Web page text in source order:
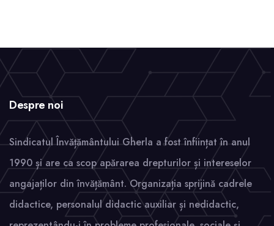
Despre noi
Sindicatul Învățământului Gherla a fost înființat în anul
1990 și are ca scop apărarea drepturilor și intereselor
angajaților din învățământ. Organizația sprijină cadrele
didactice, personalul didactic auxiliar și nedidactic,